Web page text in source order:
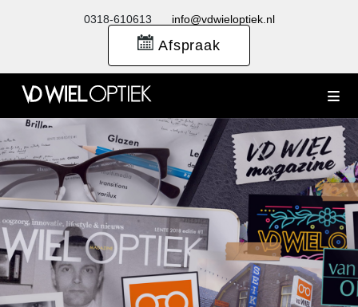
0318-610613 info@vdwieloptiek.nl
Afspraak